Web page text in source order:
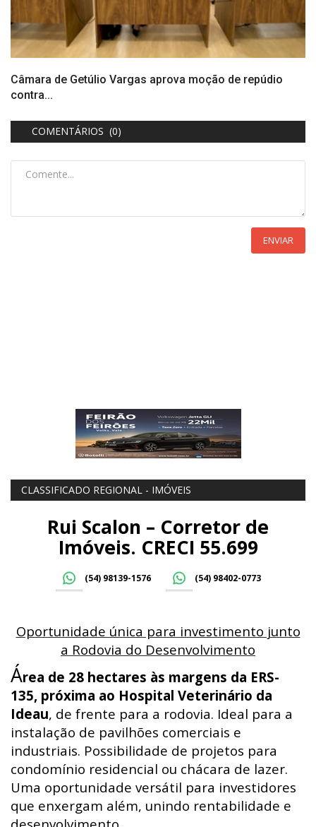
Câmara de Getúlio Vargas aprova moção de repúdio
contra...
COMENTÁRIOS (0)
ENVIAR
CLASSIFICADO REGIONAL - IMÓVEIS
Rui Scalon – Corretor de
Imóveis. CRECI 55.699
(54) 98139-1576 (54) 98402-0773
Oportunidade única para investimento junto
a Rodovia do Desenvolvimento
Área de 28 hectares às margens da ERS-
135, próxima ao Hospital Veterinário da
Ideau, de frente para a rodovia. Ideal para a
instalação de pavilhões comerciais e
industriais. Possibilidade de projetos para
condomínio residencial ou chácara de lazer.
Uma oportunidade versátil para investidores
que enxergam além, unindo rentabilidade e